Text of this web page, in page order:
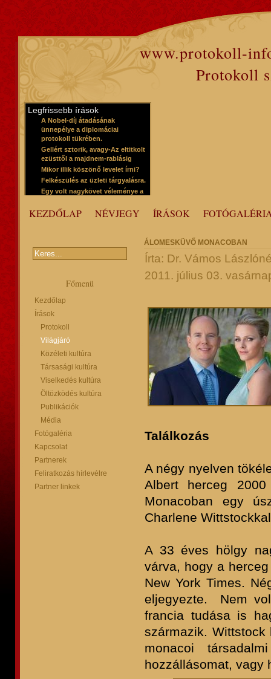
www.protokoll-
Protokoll
Legfrissebb írások
A Nobel-díj átadásának
ünnepélye a diplomáciai
protokoll tükrében.
Gellért sztorik, avagy-Az eltitkolt
ezüsttől a majdnem-rablásig
Mikor illik köszönő levelet írni?
Felkészülés az üzleti tárgyalásra.
Egy volt nagykövet véleménye a
KEZDŐLAP NÉVJEGY ÍRÁSOK
Főmenü
Kezdőlap
Írások
Protokoll
Világjáró
Közéleti kultúra
Társasági kultúra
Viselkedés kultúra
Öltözködés kultúra
Publikációk
Média
Fotógaléria
Kapcsolat
Partnerek
Feliratkozás hírlevélre
Partner linkek
ÁLOMESKÜVŐ MONACOBAN
Írta: Dr. Vámos
2011. július 03.
Találkozás
A négy nyelven
Albert herceg
Monacoban egy
Charlene
A 33 éves hölgy
várva, hogy a
New York Times.
eljegyezte. Nem
francia tudása is
származik.
monacoi
hozzállásomat, vagy